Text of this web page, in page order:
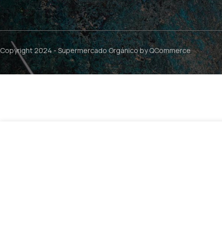
Copyright 2024 -Supermercado Orgánicoby QCommerce